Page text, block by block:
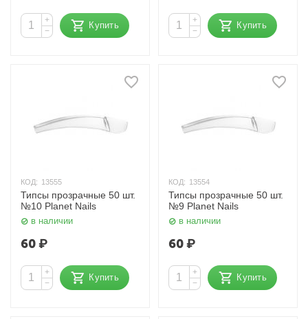
+
−
Купить
+
−
Купить
КОД: 13555
Типсы прозрачные 50 шт.
№10 Planet Nails
в наличии
60₽
+
−
Купить
КОД: 13554
Типсы прозрачные 50 шт.
№9 Planet Nails
в наличии
60₽
+
−
Купить